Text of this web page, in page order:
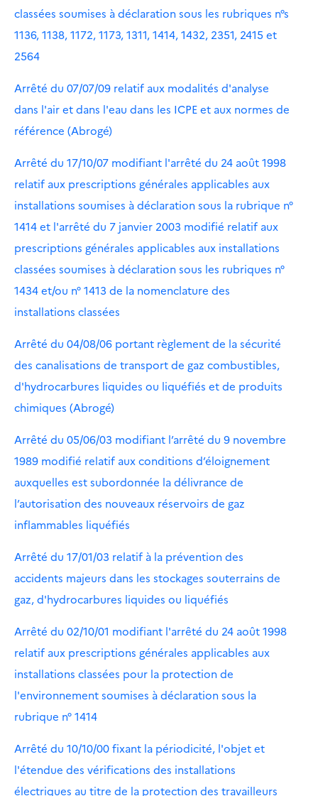
classées soumises à déclaration sous les rubriques n°s
1136, 1138, 1172, 1173, 1311, 1414, 1432, 2351, 2415 et
2564
Arrêté du 07/07/09 relatif aux modalités d'analyse
dans l'air et dans l'eau dans les ICPE et aux normes de
référence (Abrogé)
Arrêté du 17/10/07 modifiant l'arrêté du 24 août 1998
relatif aux prescriptions générales applicables aux
installations soumises à déclaration sous la rubrique n°
1414 et l'arrêté du 7 janvier 2003 modifié relatif aux
prescriptions générales applicables aux installations
classées soumises à déclaration sous les rubriques n°
1434 et/ou n° 1413 de la nomenclature des
installations classées
Arrêté du 04/08/06 portant règlement de la sécurité
des canalisations de transport de gaz combustibles,
d'hydrocarbures liquides ou liquéfiés et de produits
chimiques (Abrogé)
Arrêté du 05/06/03 modifiant l’arrêté du 9 novembre
1989 modifié relatif aux conditions d’éloignement
auxquelles est subordonnée la délivrance de
l’autorisation des nouveaux réservoirs de gaz
inflammables liquéfiés
Arrêté du 17/01/03 relatif à la prévention des
accidents majeurs dans les stockages souterrains de
gaz, d'hydrocarbures liquides ou liquéfiés
Arrêté du 02/10/01 modifiant l'arrêté du 24 août 1998
relatif aux prescriptions générales applicables aux
installations classées pour la protection de
l'environnement soumises à déclaration sous la
rubrique n° 1414
Arrêté du 10/10/00 fixant la périodicité, l'objet et
l'étendue des vérifications des installations
électriques au titre de la protection des travailleurs